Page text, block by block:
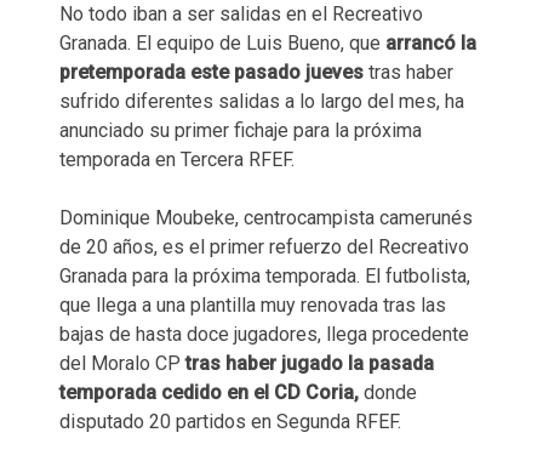
No todo iban a ser salidas en el Recreativo
Granada. El equipo de Luis Bueno, que arrancó la
pretemporada este pasado jueves tras haber
sufrido diferentes salidas a lo largo del mes, ha
anunciado su primer fichaje para la próxima
temporada en Tercera RFEF.
Dominique Moubeke, centrocampista camerunés
de 20 años, es el primer refuerzo del Recreativo
Granada para la próxima temporada. El futbolista,
que llega a una plantilla muy renovada tras las
bajas de hasta doce jugadores, llega procedente
del Moralo CP tras haber jugado la pasada
temporada cedido en el CD Coria, donde
disputado 20 partidos en Segunda RFEF.